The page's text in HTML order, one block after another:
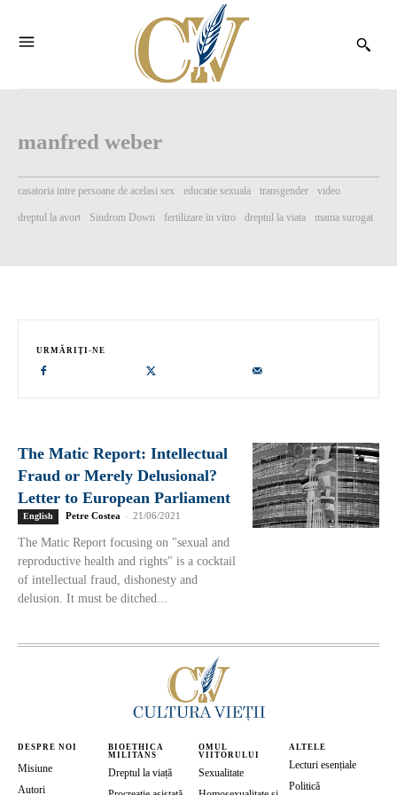
manfred weber
casatoria intre persoane de acelasi sex educatie sexuala transgender video
dreptul la avort Sindrom Down fertilizare in vitro dreptul la viata mama surogat
The Matic Report: Intellectual
Fraud or Merely Delusional?
Letter to European Parliament
English Petre Costea - 21/06/2021
The Matic Report focusing on "sexual and
reproductive health and rights" is a cocktail
of intellectual fraud, dishonesty and
delusion. It must be ditched...
URMĂRIȚI-NE
DESPRE NOI
Misiune
Autori
BIOETHICA
MILITANS
Dreptul la viață
OMUL
VIITORULUI
Sexualitate
ALTELE
Lecturi esențiale
Politică